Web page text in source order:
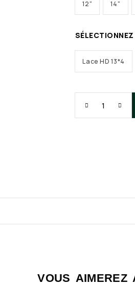
12" 14"
Lace HD 13*4
VOUS AIMEREZ